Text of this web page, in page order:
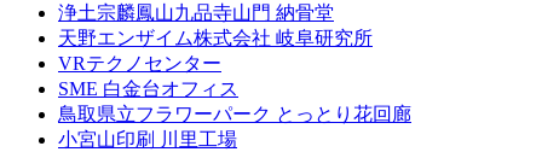
浄土宗麟鳳山九品寺山門 納骨堂
天野エンザイム株式会社 岐阜研究所
VRテクノセンター
SME 白金台オフィス
鳥取県立フラワーパーク とっとり花回廊
小宮山印刷 川里工場